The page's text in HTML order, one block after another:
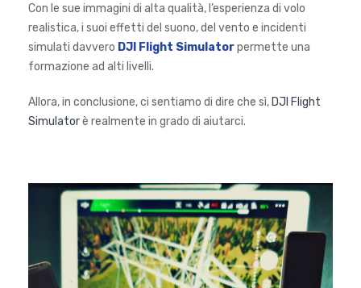
Con le sue immagini di alta qualità, l’esperienza di volo
realistica, i suoi effetti del suono, del vento e incidenti
simulati davvero DJI Flight Simulatorpermette una
formazione ad alti livelli.
Allora, in conclusione, ci sentiamo di dire che sì, DJI Flight
Simulatorè realmente in grado di aiutarci.